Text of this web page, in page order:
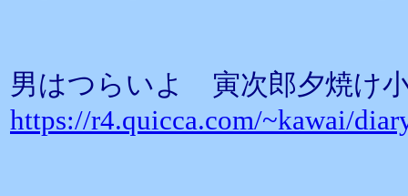
男はつらいよ 寅次郎夕焼け
https://r4.quicca.com/~kawai/